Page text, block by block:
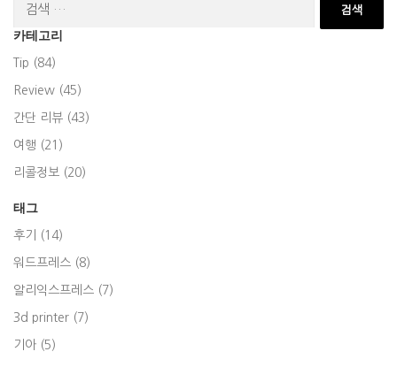
카테고리
Tip (84)
Review (45)
간단 리뷰 (43)
여행 (21)
리콜정보 (20)
태그
후기 (14)
워드프레스 (8)
알리익스프레스 (7)
3d printer (7)
기아 (5)